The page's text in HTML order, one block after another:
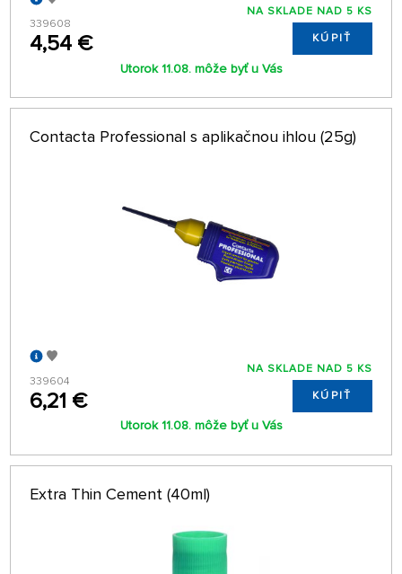
339608
4,54 €
NA SKLADE NAD 5 KS
KÚPIŤ
Utorok 11.08. môže byť u Vás
Contacta Professional s aplikačnou ihlou (25g)
339604
6,21 €
NA SKLADE NAD 5 KS
KÚPIŤ
Utorok 11.08. môže byť u Vás
Extra Thin Cement (40ml)